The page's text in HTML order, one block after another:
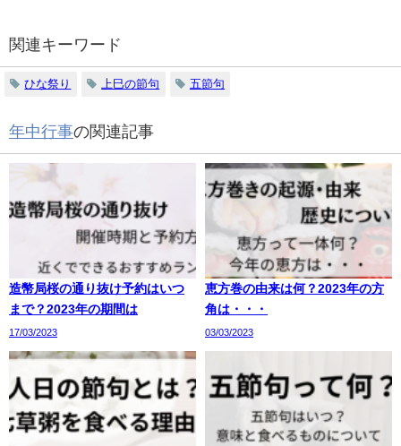
関連キーワード
ひな祭り 上巳の節句 五節句
年中行事の関連記事
造幣局桜の通り抜け予約はいつ
まで？2023年の期間は
17/03/2023
恵方巻の由来は何？2023年の方
角は・・・
03/03/2023